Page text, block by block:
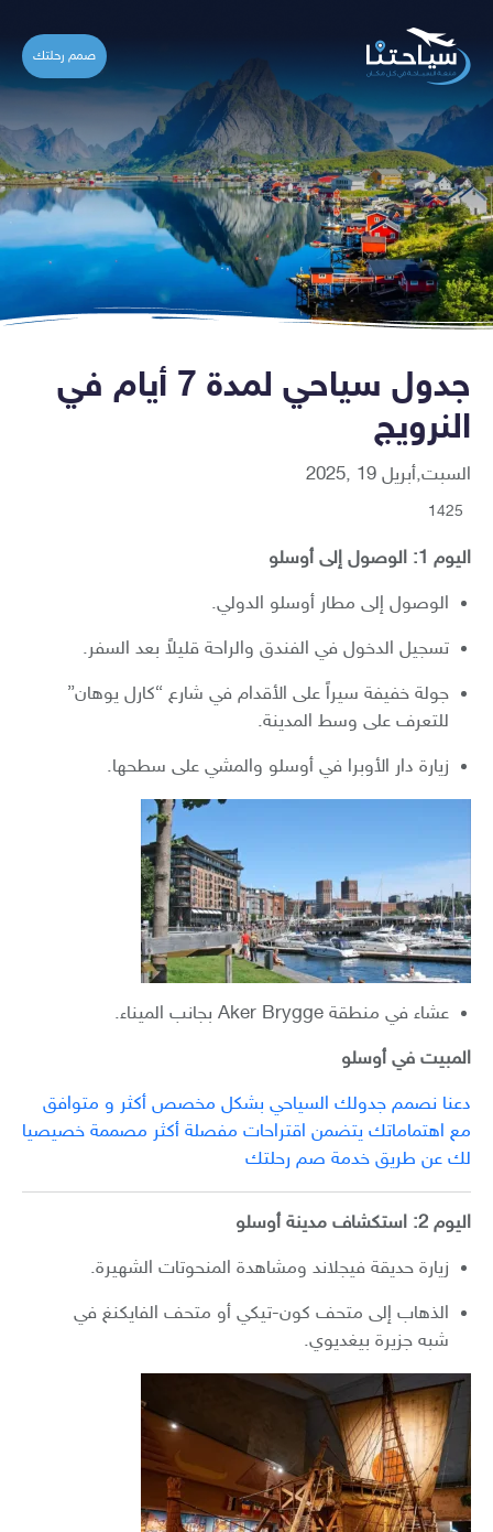
صمم رحلتك
جدول سياحي لمدة 7 أيام في
النرويج
السبت,أبريل 19 ,2025
1425
اليوم 1: الوصول إلى أوسلو
الوصول إلى مطار أوسلو الدولي.
تسجيل الدخول في الفندق والراحة قليلاً بعد السفر.
جولة خفيفة سيراً على الأقدام في شارع “كارل يوهان”
للتعرف على وسط المدينة.
زيارة دار الأوبرا في أوسلو والمشي على سطحها.
عشاء في منطقة Aker Brygge بجانب الميناء.
المبيت في أوسلو
دعنا نصمم جدولك السياحي بشكل مخصص أكثر و متوافق
مع اهتماماتك يتضمن اقتراحات مفصلة أكثر مصممة خصيصيا
لك عن طريق خدمة صم رحلتك
اليوم 2: استكشاف مدينة أوسلو
زيارة حديقة فيجلاند ومشاهدة المنحوتات الشهيرة.
الذهاب إلى متحف كون-تيكي أو متحف الفايكنغ في
شبه جزيرة بيغديوي.